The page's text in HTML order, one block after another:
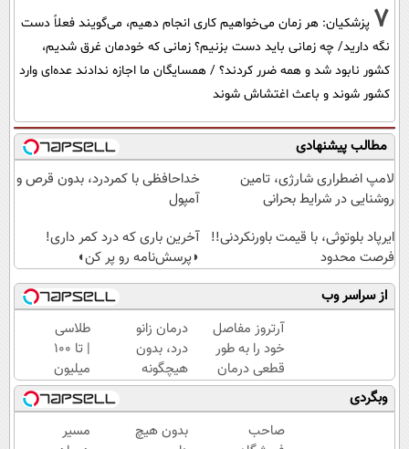
7 پزشکیان: هر زمان می‌خواهیم کاری انجام دهیم، می‌گویند فعلاً دست
نگه دارید/ چه زمانی باید دست بزنیم؟ زمانی که خودمان غرق شدیم،
کشور نابود شد و همه ضرر کردند؟ / همسایگان ما اجازه ندادند عده‌ای وارد
کشور شوند و باعث اغتشاش شوند
مطالب پیشنهادی
لامپ اضطراری شارژی، تامین
روشنایی در شرایط بحرانی
خداحافظی با کمردرد، بدون قرص و
آمپول
ایرپاد بلوتوثی، با قیمت باورنکردنی!!
فرصت محدود
آخرین باری که درد کمر داری!
◗پرسش‌نامه رو پر کن◖
از سراسر وب
آرتروز مفاصل
خود را به طور
قطعی درمان
کنید!
◗پرسش‌نامه◖
درمان زانو
درد، بدون
هیچگونه
عوارض در
منزل
(◂پرسش‌نامه)
طلاسی
| تا 100
میلیون
وام
آنی
خرید
وبگردی
صاحب
بدون هیچ
مسیر